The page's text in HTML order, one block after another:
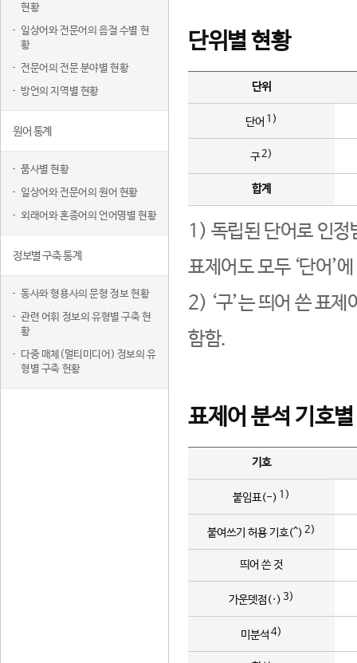
현황
일상어와 전문어의 음절 수별 현
황
전문어의 전문 분야별 현황
방언의 지역별 현황
원어 통계
품사별 현황
일상어와 전문어의 원어 현황
외래어와 혼종어의 언어명별 현황
정보별 구축 통계
동사와 형용사의 문형 정보 현황
관련 어휘 정보의 유형별 구축 현
황
다중 매체(멀티미디어) 정보의 유
형별 구축 현황
단위별 현황
단위
단어 1)
구2)
합계
1) 독립된 단어로 인정
표제어도 모두 ‘단어’
2) ‘구’는 띄어 쓴 표
함함.
표제어 분석 기호
기호
붙임표(-) 1)
붙여쓰기 허용 기호(^) 2)
띄어 쓴 것
가운뎃점(·) 3)
미분석 4)